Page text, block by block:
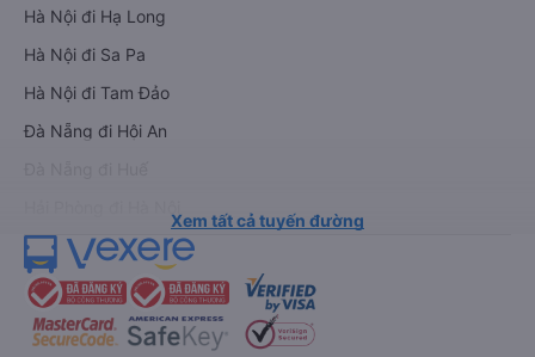
Hà Nội đi Hạ Long
Hà Nội đi Sa Pa
Hà Nội đi Tam Đảo
Đà Nẵng đi Hội An
Xem tất cả tuyến đường